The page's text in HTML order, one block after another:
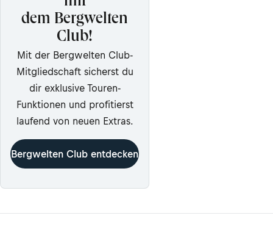
dem Bergwelten
Club!
Mit der Bergwelten Club-
Mitgliedschaft sicherst du
dir exklusive Touren-
Funktionen und profitierst
laufend von neuen Extras.
Bergwelten Club entdecken